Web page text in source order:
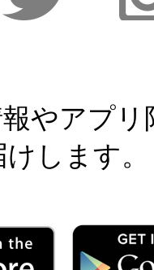
やアプリ
します。